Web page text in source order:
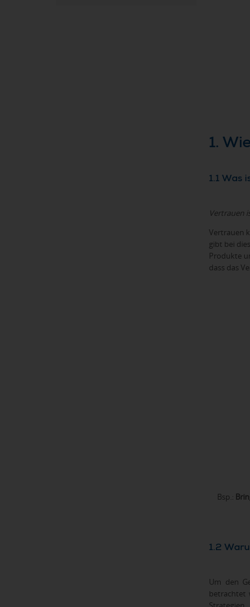
1.
1.1 Was
Vertrauen
Vertrauen
gibt bei
Produkte
dass das
Bsp.:
1.2
Um den
betrachtet